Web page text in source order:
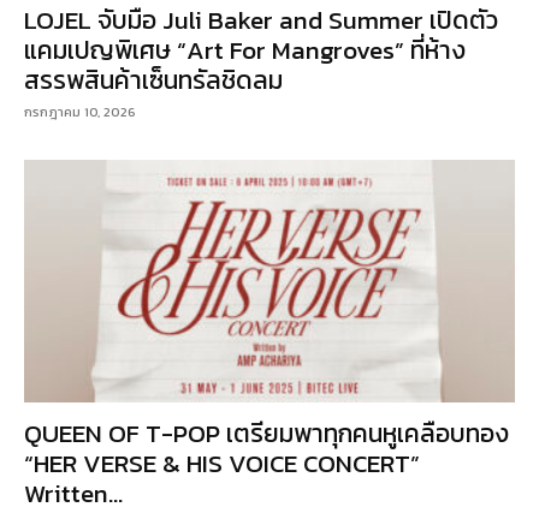
LOJEL จับมือ Juli Baker and Summer เปิดตัว
แคมเปญพิเศษ “Art For Mangroves” ที่ห้าง
สรรพสินค้าเซ็นทรัลชิดลม
กรกฎาคม 10, 2026
QUEEN OF T-POP เตรียมพาทุกคนหูเคลือบทอง
“HER VERSE & HIS VOICE CONCERT”
Written...